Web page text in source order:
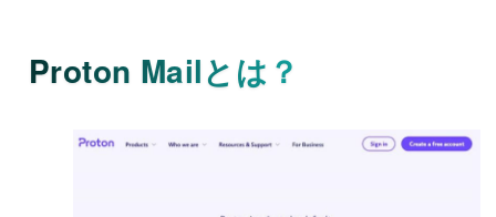
Proton Mailとは？